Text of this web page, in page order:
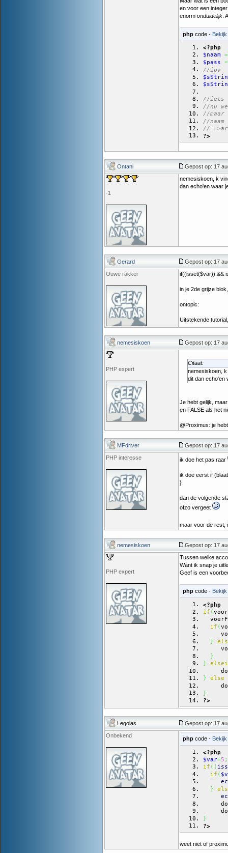
en voor een
enorm onduidelijk .
php code -
<?php
$naam
=
$pass
=
//ipv
//iets
//nu
//
//
//
?>
Ontani Gepost op: 17
-1
nemesiskoen, k
dan echo'en waar
Gerard
Gepost op: 17
Ouwe rakker
if((isset($var)) &&
in je 2de grijze
ontopic:
Uitstekende
nemesiskoen Gepost op: 17
PHP expert
Citaat:
nemesiskoen, k
dit dan echo'en
Je hebt gelijk,
en FALSE als het
@Proximus: je
MFdriver
Gepost op: 17
PHP interesse
ik doe het pas raar
ik doe eerst if
}
dan de volgende
ofzo vergeet
maar voor de rest,
nemesiskoen Gepost op: 17
PHP expert
Tussen welke
Want ik snap je
Geef is een
php code -
<?php
if (
if (
}
}
}
}
else
}
?>
Legolas
Gepost op: 17
Onbekend
php code -
<?php
$var=5 ;
if ( (
if (
}
}
?>
weet niet of